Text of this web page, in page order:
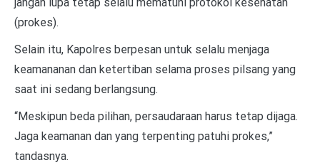
(prokes).
Selain itu, Kapolres berpesan untuk selalu menjaga
keamananan dan ketertiban selama proses pilsang yang
saat ini sedang berlangsung.
“Meskipun beda pilihan, persaudaraan harus tetap dijaga.
Jaga keamanan dan yang terpenting patuhi prokes,”
tandasnya.